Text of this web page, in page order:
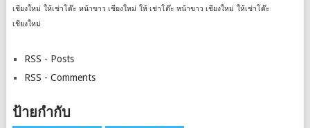
เชียงใหม่ ให้เช่าโต๊ะ หน้าขาว เชียงใหม่ ให้ เช่าโต๊ะ หน้าขาว เชียงใหม่ ให้เช่าโต๊ะ
เชียงใหม่
RSS - Posts
RSS - Comments
ป้ายกำกับ